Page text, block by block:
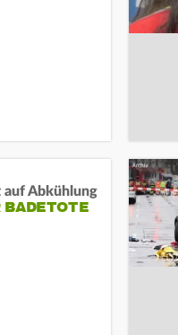
auf Abkühlung
BADETOTE